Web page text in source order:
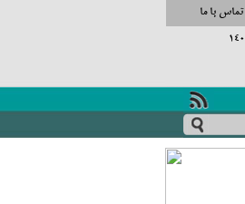
تماس با ما